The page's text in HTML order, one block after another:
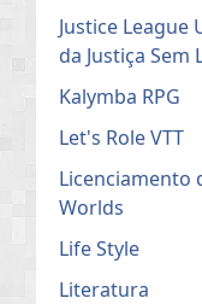
Justice League
da Justiça Sem
Kalymba RPG
Let's Role VTT
Licenciamento
Worlds
Life Style
Literatura